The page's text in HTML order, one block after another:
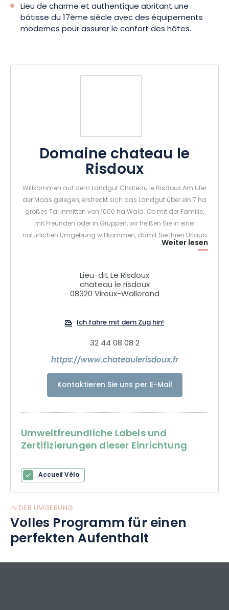
Lieu de charme et authentique abritant une
bâtisse du 17ème siècle avec des équipements
modernes pour assurer le confort des hôtes.
Domaine chateau le
Risdoux
Willkommen auf dem Landgut Chateau le Risdoux Am Ufer
der Maas gelegen, erstreckt sich das Landgut über ein 7 ha
großes Tal inmitten von 1000 ha Wald. Ob mit der Familie,
mit Freunden oder in Gruppen, wir heißen Sie in einer
natürlichen Umgebung willkommen, damit Sie Ihren Urlaub
Das Schloss und die Ferienwohnungen bieten Ihnen allen
Komfort, den Sie brauchen, um einen angenehmen
Aufenthalt zu genießen.
Ideal für Ferien, aber auch eine gute Wahl für
Personen bis 60personnes.
Weiter lesen
Lieu-dit Le Risdoux
chateau le risdoux
08320 Vireux-Wallerand
Ich fahre mit dem Zug hin!
32 44 08 08 2
https://www.chateaulerisdoux.fr
Kontaktieren Sie uns per E-Mail
Umweltfreundliche Labels und
Zertifizierungen dieser Einrichtung
Accueil Vélo
IN DER UMGEBUNG
Volles Programm für einen
perfekten Aufenthalt